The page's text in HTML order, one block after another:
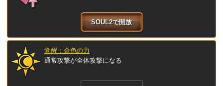
SOUL2で開放
覚醒：金色の力
通常攻撃が全体攻撃になる